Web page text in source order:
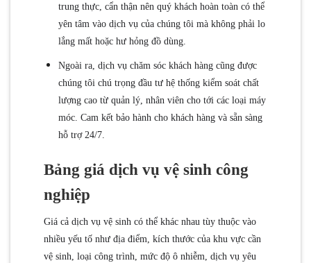
trung thực, cẩn thận nên quý khách hoàn toàn có thể
yên tâm vào dịch vụ của chúng tôi mà không phải lo
lắng mất hoặc hư hỏng đồ dùng.
Ngoài ra, dịch vụ chăm sóc khách hàng cũng được
chúng tôi chú trọng đầu tư hệ thống kiểm soát chất
lượng cao từ quản lý, nhân viên cho tới các loại máy
móc. Cam kết bảo hành cho khách hàng và sẵn sàng
hỗ trợ 24/7.
Bảng giá dịch vụ vệ sinh công
nghiệp
Giá cả dịch vụ vệ sinh có thể khác nhau tùy thuộc vào
nhiều yếu tố như địa điểm, kích thước của khu vực cần
vệ sinh, loại công trình, mức độ ô nhiễm, dịch vụ yêu